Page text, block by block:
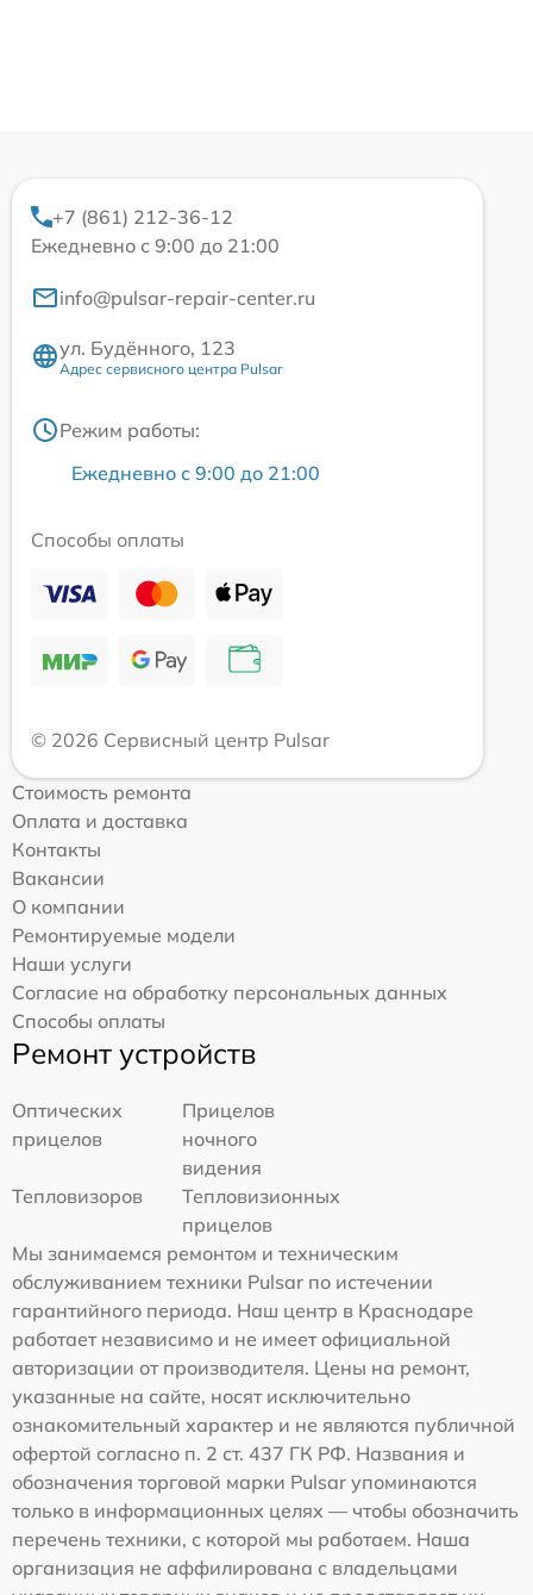
+7 (861) 212-36-12
Ежедневно с 9:00 до 21:00
info@pulsar-repair-center.ru
ул. Будённого, 123
Адрес сервисного центра Pulsar
Режим работы:
Ежедневно с 9:00 до 21:00
Способы оплаты
© 2026 Сервисный центр Pulsar
Стоимость ремонта
Оплата и доставка
Контакты
Вакансии
О компании
Ремонтируемые модели
Наши услуги
Согласие на обработку персональных данных
Способы оплаты
Ремонт устройств
Оптических
прицелов
Прицелов
ночного
видения
Тепловизоров
Тепловизионных
прицелов
Мы занимаемся ремонтом и техническим
обслуживанием техники Pulsar по истечении
гарантийного периода. Наш центр в Краснодаре
работает независимо и не имеет официальной
авторизации от производителя. Цены на ремонт,
указанные на сайте, носят исключительно
ознакомительный характер и не являются публичной
офертой согласно п. 2 ст. 437 ГК РФ. Названия и
обозначения торговой марки Pulsar упоминаются
только в информационных целях — чтобы обозначить
перечень техники, с которой мы работаем. Наша
организация не аффилирована с владельцами